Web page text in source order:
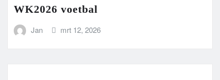
WK2026 voetbal
Jan mrt 12, 2026